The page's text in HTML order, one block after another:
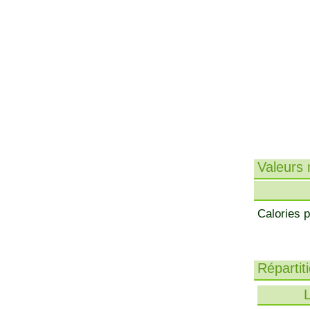
Valeurs
Calories